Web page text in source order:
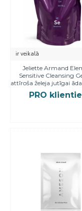
ir veikalā
Jeliette Armand
Sensitive Cleansing
attīroša želeja jutīgai
PRO